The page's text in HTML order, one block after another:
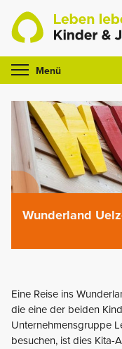
content
Menü
Wunderland
Eine Reise ins
die eine der beiden
Unternehmensgruppe
besuchen, ist dies Kita-